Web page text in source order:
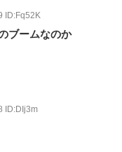
テナ NEW!
とめアンテナ
ID:Fq52K
ブームなのか
ID:DIj3m